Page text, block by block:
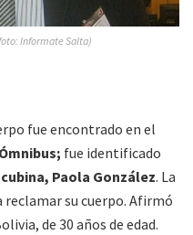
Informate Salta)
fue encontrado en el
fue identificado
Paola González. La
reclamar su cuerpo. Afirmó
de 30 años de edad.